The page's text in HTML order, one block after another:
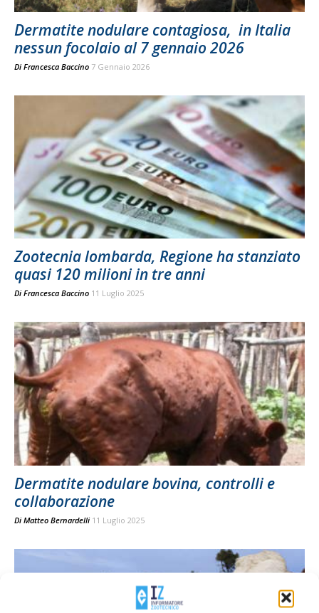
Dermatite nodulare contagiosa, in Italia
nessun focolaio al 7 gennaio 2026
Di Francesca Baccino 7 Gennaio 2026
Zootecnia lombarda, Regione ha stanziato
quasi 120 milioni in tre anni
Di Francesca Baccino 11 Luglio 2025
Dermatite nodulare bovina, controlli e
collaborazione
Di Matteo Bernardelli 11 Luglio 2025